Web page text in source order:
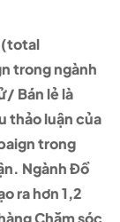
(total
trong ngành
Bán lẻ là
thảo luận của
trong
Ngành Đồ
ra hơn 1,2